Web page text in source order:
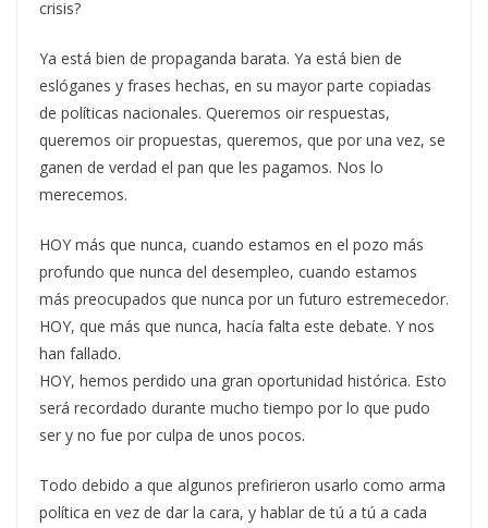
crisis?
Ya está bien de propaganda barata. Ya está bien de
eslóganes y frases hechas, en su mayor parte copiadas
de políticas nacionales. Queremos oir respuestas,
queremos oir propuestas, queremos, que por una vez, se
ganen de verdad el pan que les pagamos. Nos lo
merecemos.
HOY más que nunca, cuando estamos en el pozo más
profundo que nunca del desempleo, cuando estamos
más preocupados que nunca por un futuro estremecedor.
HOY, que más que nunca, hacía falta este debate. Y nos
han fallado.
HOY, hemos perdido una gran oportunidad histórica. Esto
será recordado durante mucho tiempo por lo que pudo
ser y no fue por culpa de unos pocos.
Todo debido a que algunos prefirieron usarlo como arma
política en vez de dar la cara, y hablar de tú a tú a cada